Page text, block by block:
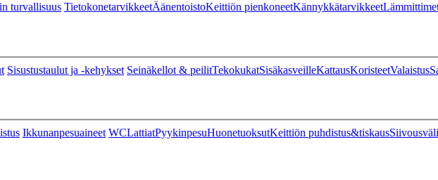
turvallisuus TietokonetarvikkeetÄänentoistoKeittiön pienkoneetKännykkätarvikkeet
Sisustustaulut ja -kehykset Seinäkellot & peilitTekokukatSisäkasveilleKattausKoristeetValaistus
Ikkunanpesuaineet WCLattiatPyykinpesuHuonetuoksutKeittiön puhdistus&tiskaus